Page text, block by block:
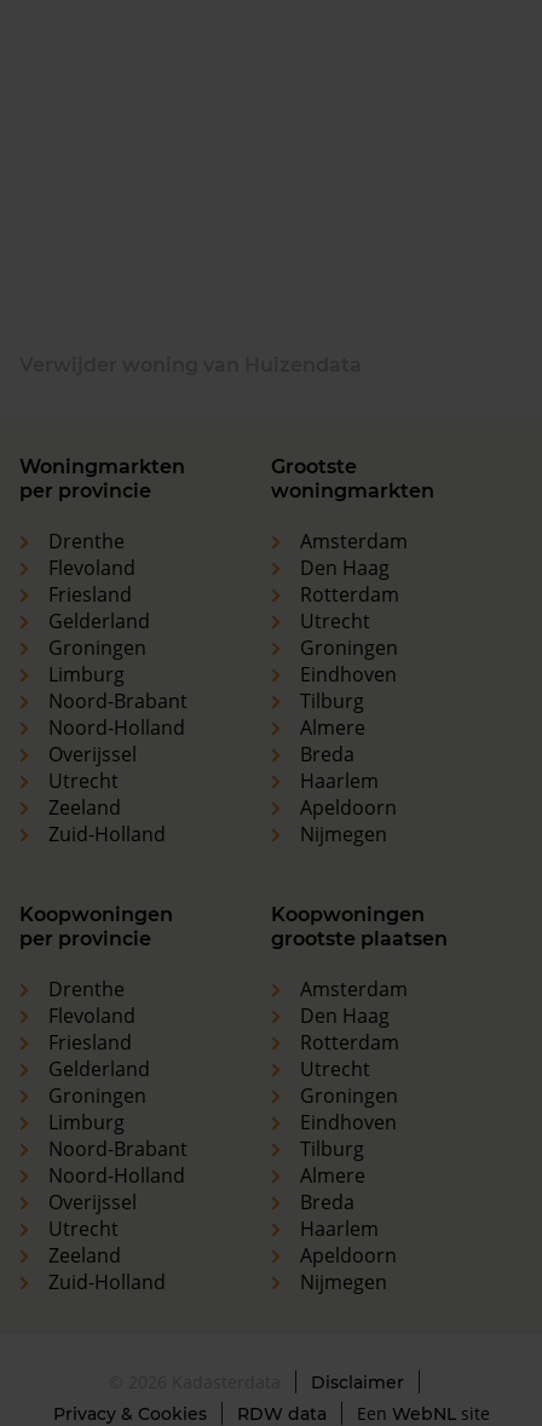
Woningmarkten
per provincie
Drenthe
Flevoland
Friesland
Gelderland
Groningen
Limburg
Noord-Brabant
Noord-Holland
Overijssel
Utrecht
Zeeland
Zuid-Holland
Grootste
woningmarkten
Amsterdam
Den Haag
Rotterdam
Utrecht
Groningen
Eindhoven
Tilburg
Almere
Breda
Haarlem
Apeldoorn
Nijmegen
Koopwoningen
per provincie
Drenthe
Flevoland
Friesland
Gelderland
Groningen
Limburg
Noord-Brabant
Noord-Holland
Overijssel
Utrecht
Zeeland
Zuid-Holland
Koopwoningen
grootste plaatsen
Amsterdam
Den Haag
Rotterdam
Utrecht
Groningen
Eindhoven
Tilburg
Almere
Breda
Haarlem
Apeldoorn
Nijmegen
Disclaimer
Privacy & Cookies
RDW data Een WebNLsite